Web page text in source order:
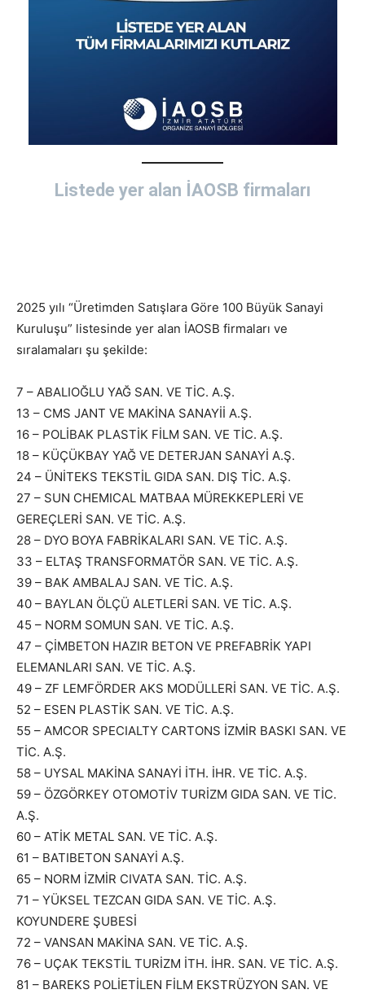
Listede yer alan İAOSB firmaları
2025 yılı “Üretimden Satışlara Göre 100 Büyük Sanayi
Kuruluşu” listesinde yer alan İAOSB firmaları ve
sıralamaları şu şekilde:
7 – ABALIOĞLU YAĞ SAN. VE TİC. A.Ş.
13 – CMS JANT VE MAKİNA SANAYİİ A.Ş.
16 – POLİBAK PLASTİK FİLM SAN. VE TİC. A.Ş.
18 – KÜÇÜKBAY YAĞ VE DETERJAN SANAYİ A.Ş.
24 – ÜNİTEKS TEKSTİL GIDA SAN. DIŞ TİC. A.Ş.
27 – SUN CHEMICAL MATBAA MÜREKKEPLERİ VE
GEREÇLERİ SAN. VE TİC. A.Ş.
28 – DYO BOYA FABRİKALARI SAN. VE TİC. A.Ş.
33 – ELTAŞ TRANSFORMATÖR SAN. VE TİC. A.Ş.
39 – BAK AMBALAJ SAN. VE TİC. A.Ş.
40 – BAYLAN ÖLÇÜ ALETLERİ SAN. VE TİC. A.Ş.
45 – NORM SOMUN SAN. VE TİC. A.Ş.
47 – ÇİMBETON HAZIR BETON VE PREFABRİK YAPI
ELEMANLARI SAN. VE TİC. A.Ş.
49 – ZF LEMFÖRDER AKS MODÜLLERİ SAN. VE TİC. A.Ş.
52 – ESEN PLASTİK SAN. VE TİC. A.Ş.
55 – AMCOR SPECIALTY CARTONS İZMİR BASKI SAN. VE
TİC. A.Ş.
58 – UYSAL MAKİNA SANAYİ İTH. İHR. VE TİC. A.Ş.
59 – ÖZGÖRKEY OTOMOTİV TURİZM GIDA SAN. VE TİC.
A.Ş.
60 – ATİK METAL SAN. VE TİC. A.Ş.
61 – BATIBETON SANAYİ A.Ş.
65 – NORM İZMİR CIVATA SAN. TİC. A.Ş.
71 – YÜKSEL TEZCAN GIDA SAN. VE TİC. A.Ş.
KOYUNDERE ŞUBESİ
72 – VANSAN MAKİNA SAN. VE TİC. A.Ş.
76 – UÇAK TEKSTİL TURİZM İTH. İHR. SAN. VE TİC. A.Ş.
81 – BAREKS POLİETİLEN FİLM EKSTRÜZYON SAN. VE